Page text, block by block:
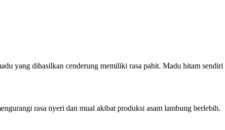
yang dihasilkan cenderung memiliki rasa pahit. Madu hitam sendiri
rasa nyeri dan mual akibat produksi asam lambung berlebih.